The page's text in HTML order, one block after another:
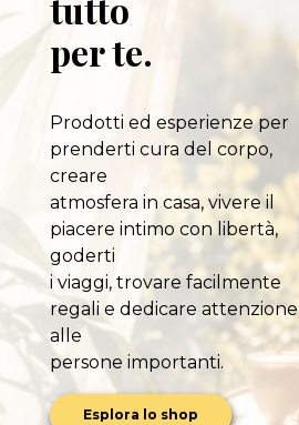
per te.
Prodotti ed esperienze per
prenderti cura del corpo,
creare
atmosfera in casa, vivere il
piacere intimo con libertà,
goderti
i viaggi, trovare facilmente
regali e dedicare attenzione
alle
persone importanti.
Esplora lo shop